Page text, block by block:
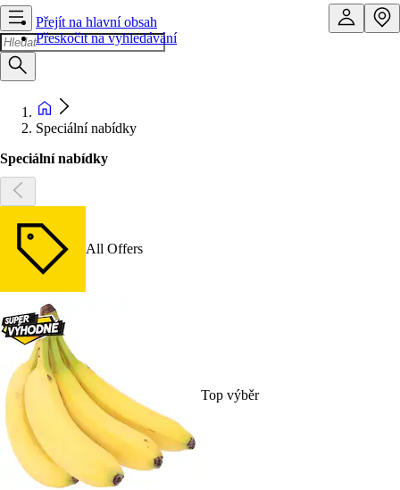
Přejít na hlavní obsah
Přeskočit na vyhledávání
Speciální nabídky
Speciální nabídky
All Offers
Top výběr